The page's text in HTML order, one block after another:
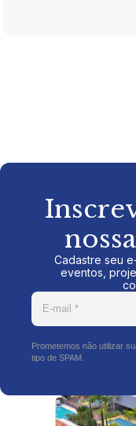
Cadastre seu
eventos,
Prometemos não utilizar
tipo de SPAM.